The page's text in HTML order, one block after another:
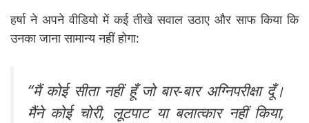
हर्षा ने अपने वीडियो में कई तीखे सवाल उठाए और साफ किया कि
उनका जाना सामान्य नहीं होगा:
“मैं कोई सीता नहीं हूँ जो बार-बार अग्निपरीक्षा दूँ।
मैंने कोई चोरी, लूटपाट या बलात्कार नहीं किया,